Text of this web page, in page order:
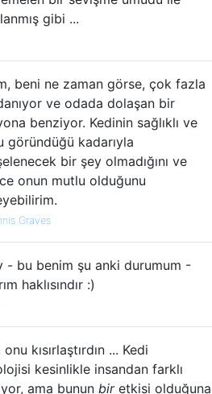
gibi ...
beni ne zaman görse, çok fazla
ve odada dolaşan bir
benziyor. Kedinin sağlıklı ve
göründüğü kadarıyla
bir şey olmadığını ve
onun mutlu olduğunu
Graves
- bu benim şu anki durumum -
haklısındır :)
kısırlaştırdın ... Kedi
kesinlikle insandan farklı
ama bunun biretkisi olduğuna